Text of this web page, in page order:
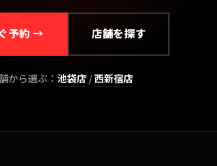
予約 → 店舗を探す
から選ぶ： 池袋店/西新宿店